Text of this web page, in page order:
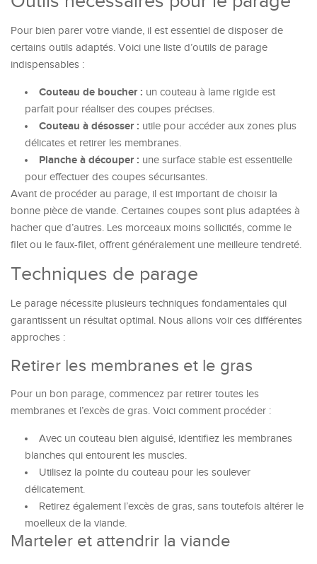
Pour bien parer votre viande, il est essentiel de disposer de
certains outils adaptés. Voici une liste d’outils de parage
indispensables :
Couteau de boucher : un couteau à lame rigide est
parfait pour réaliser des coupes précises.
Couteau à désosser : utile pour accéder aux zones plus
délicates et retirer les membranes.
Planche à découper : une surface stable est essentielle
pour effectuer des coupes sécurisantes.
Avant de procéder au parage, il est important de choisir la
bonne pièce de viande. Certaines coupes sont plus adaptées à
hacher que d’autres. Les morceaux moins sollicités, comme le
filet ou le faux-filet, offrent généralement une meilleure tendreté.
Techniques de parage
Le parage nécessite plusieurs techniques fondamentales qui
garantissent un résultat optimal. Nous allons voir ces différentes
approches :
Retirer les membranes et le gras
Pour un bon parage, commencez par retirer toutes les
membranes et l’excès de gras. Voici comment procéder :
Avec un couteau bien aiguisé, identifiez les membranes
blanches qui entourent les muscles.
Utilisez la pointe du couteau pour les soulever
délicatement.
Retirez également l’excès de gras, sans toutefois altérer le
moelleux de la viande.
Marteler et attendrir la viande